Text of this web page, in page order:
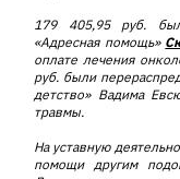
179 405,95 руб.
«Адресная помощь»
оплате лечения
руб. были
детство» Вадима
травмы.
На уставную
помощи другим